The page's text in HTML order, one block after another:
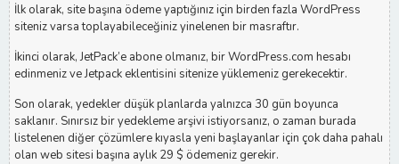
İlk olarak, site başına ödeme yaptığınız için birden fazla WordPress
siteniz varsa toplayabileceğiniz yinelenen bir masraftır.
İkinci olarak, JetPack’e abone olmanız, bir WordPress.com hesabı
edinmeniz ve Jetpack eklentisini sitenize yüklemeniz gerekecektir.
Son olarak, yedekler düşük planlarda yalnızca 30 gün boyunca
saklanır. Sınırsız bir yedekleme arşivi istiyorsanız, o zaman burada
listelenen diğer çözümlere kıyasla yeni başlayanlar için çok daha pahalı
olan web sitesi başına aylık 29 $ ödemeniz gerekir.